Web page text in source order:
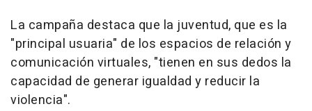
La campaña destaca que la juventud, que es la
"principal usuaria" de los espacios de relación y
comunicación virtuales, "tienen en sus dedos la
capacidad de generar igualdad y reducir la
violencia".